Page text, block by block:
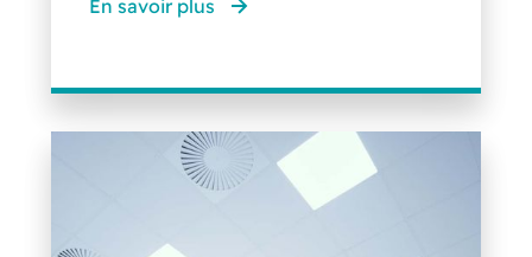
En savoir plus